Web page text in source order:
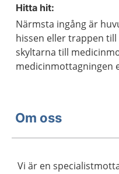
Hitta hit:
Närmsta ingång är
hissen eller trappen
skyltarna till
medicinmottagningen
Om oss
Vi är en